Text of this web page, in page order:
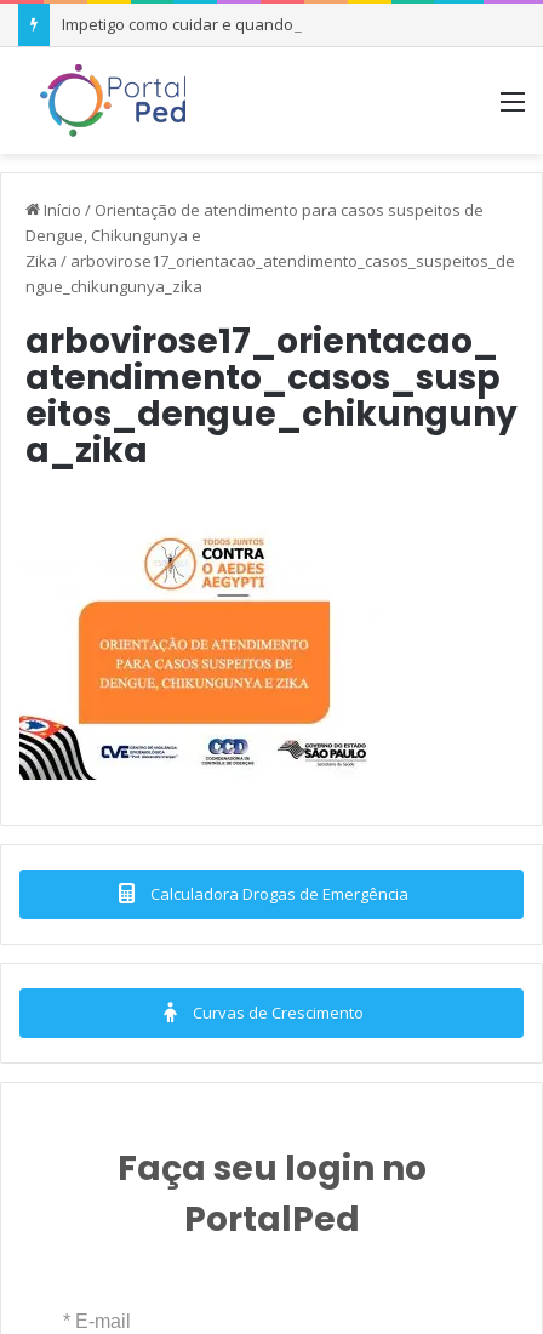
Impetigo como cuidar e quando se preocupar
Início / Orientação de atendimento para casos suspeitos de
Dengue, Chikungunya e
Zika / arbovirose17_orientacao_atendimento_casos_suspeitos_de
ngue_chikungunya_zika
arbovirose17_orientacao_
atendimento_casos_susp
eitos_dengue_chikunguny
a_zika
Calculadora Drogas de Emergência
Curvas de Crescimento
Faça seu login no
PortalPed
* E-mail